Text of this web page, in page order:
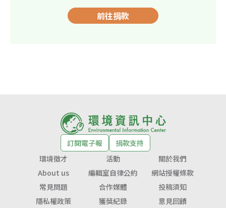
前往捐款
訂閱電子報
捐款支持
環境徵才
活動
關於我們
About us
編輯室自律公約
網站授權條款
常見問題
合作媒體
投稿須知
隱私權政策
獲獎紀錄 意見回饋